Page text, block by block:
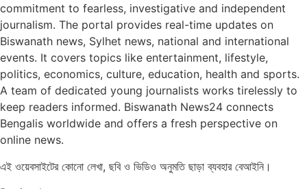
commitment to fearless, investigative and independent
journalism. The portal provides real-time updates on
Biswanath news, Sylhet news, national and international
events. It covers topics like entertainment, lifestyle,
politics, economics, culture, education, health and sports.
A team of dedicated young journalists works tirelessly to
keep readers informed. Biswanath News24 connects
Bengalis worldwide and offers a fresh perspective on
online news.
এই ওয়েবসাইটের কোনো লেখা, ছবি ও ভিডিও অনুমতি ছাড়া ব্যবহার বেআইনি।